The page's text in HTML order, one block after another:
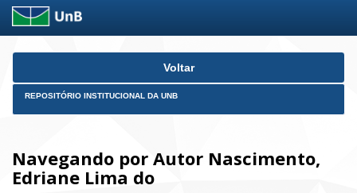
Skip
Voltar
REPOSITÓRIO INSTITUCIONAL DA UNB
Navegando por Autor Nascimento,
Edriane Lima do